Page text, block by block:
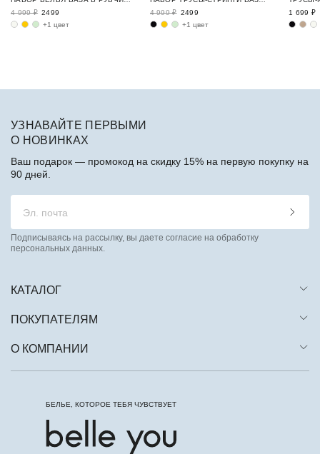
4 999 ₽ 2499
+1 цвет
4 999 ₽ 2499
+1 цвет
1 699 ₽
КАТАЛОГ
ПОКУПАТЕЛЯМ
О КОМПАНИИ
УЗНАВАЙТЕ ПЕРВЫМИ
О НОВИНКАХ
Ваш подарок — промокод на скидку 15% на первую покупку на
90 дней.
Подписываясь на рассылку, вы даете согласие на обработку
персональных данных.
БЕЛЬЕ, КОТОРОЕ ТЕБЯ ЧУВСТВУЕТ